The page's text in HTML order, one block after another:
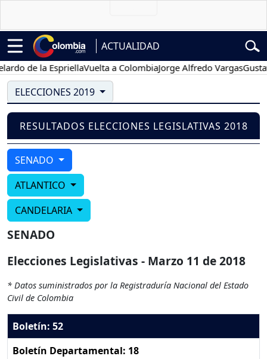
ACTUALIDAD
de la EspriellaVuelta a ColombiaJorge Alfredo Vargas
ELECCIONES 2019
RESULTADOS ELECCIONES LEGISLATIVAS 2018
SENADO
ATLANTICO
CANDELARIA
SENADO
Elecciones Legislativas - Marzo 11 de 2018
* Datos suministrados por la Registraduría Nacional del Estado
Civil de Colombia
Boletín: 52
Boletín Departamental: 18